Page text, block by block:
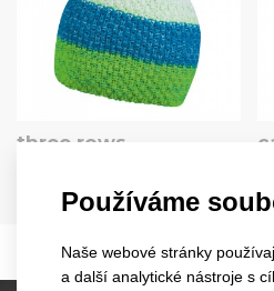
Používáme
Naše webové stránky
a další analytické nástroje s
three rows
5 barev 7